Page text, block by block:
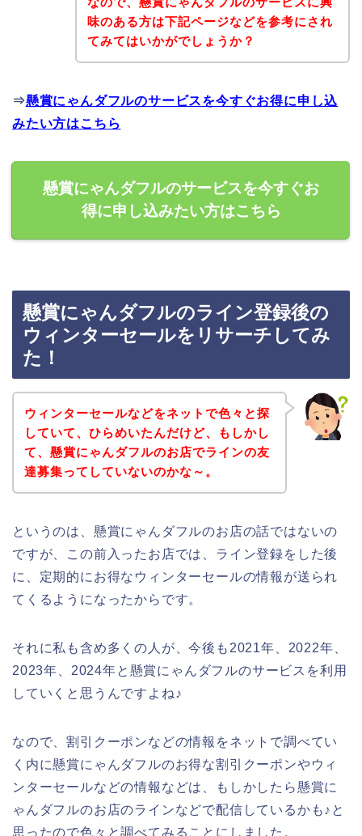
味のある方は下記ページなどを参考にされ
てみてはいかがでしょうか？
⇒懸賞にゃんダフルのサービスを今すぐお得に申し込
みたい方はこちら
懸賞にゃんダフルのサービスを今すぐお
得に申し込みたい方はこちら
懸賞にゃんダフルのライン登録後の
ウィンターセールをリサーチしてみ
た！
ウィンターセールなどをネットで色々と探
していて、ひらめいたんだけど、もしかし
て、懸賞にゃんダフルのお店でラインの友
達募集ってしていないのかな～。
というのは、懸賞にゃんダフルのお店の話ではないの
ですが、この前入ったお店では、ライン登録をした後
に、定期的にお得なウィンターセールの情報が送られ
てくるようになったからです。
それに私も含め多くの人が、今後も2021年、2022年、
2023年、2024年と懸賞にゃんダフルのサービスを利用
していくと思うんですよね♪
なので、割引クーポンなどの情報をネットで調べてい
く内に懸賞にゃんダフルのお得な割引クーポンやウィ
ンターセールなどの情報などは、もしかしたら懸賞に
ゃんダフルのお店のラインなどで配信しているかも♪と
思ったので色々と調べてみることにしました。